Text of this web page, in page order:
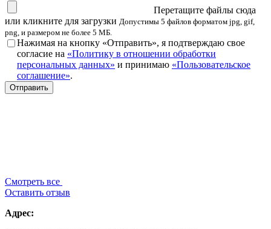
Перетащите файлы сюда
или кликните для загрузки Допустимы 5 файлов форматом jpg, gif,
png, и размером не более 5 МБ.
Нажимая на кнопку «Отправить», я подтверждаю свое
согласие на «Политику в отношении обработки
персональных данных» и принимаю «Пользовательское
соглашение».
Смотреть все
Оставить отзыв
Адрес: